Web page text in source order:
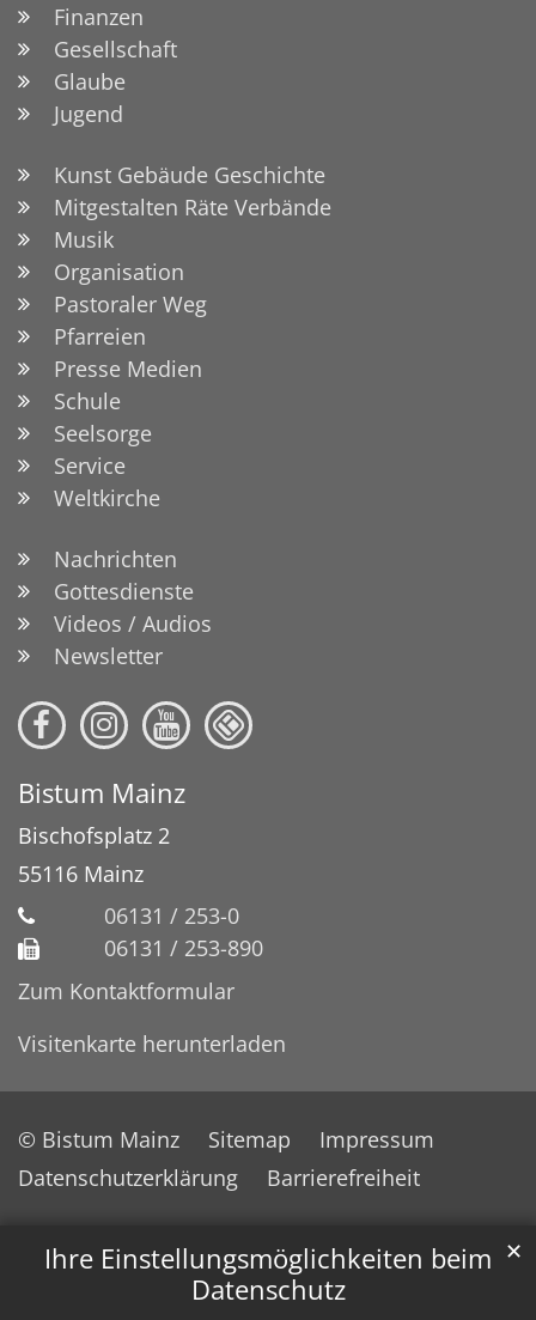
Ihre Einstellungsmöglichkeiten beim
Datenschutz
✕
Finanzen
Gesellschaft
Glaube
Jugend
Kunst Gebäude Geschichte
Mitgestalten Räte Verbände
Musik
Organisation
Pastoraler Weg
Pfarreien
Presse Medien
Schule
Seelsorge
Service
Weltkirche
Nachrichten
Gottesdienste
Videos / Audios
Newsletter
Bistum Mainz
Bischofsplatz 2
55116 Mainz
06131 / 253-0
06131 / 253-890
Zum Kontaktformular
Visitenkarte herunterladen
© Bistum Mainz Sitemap
Impressum
Datenschutzerklärung
Barrierefreiheit